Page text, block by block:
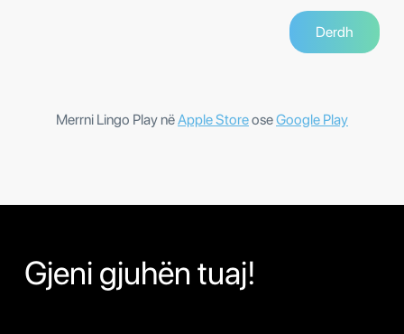
Merrni Lingo Play nëApple StoreoseGoogle Play
Gjeni gjuhën tuaj!